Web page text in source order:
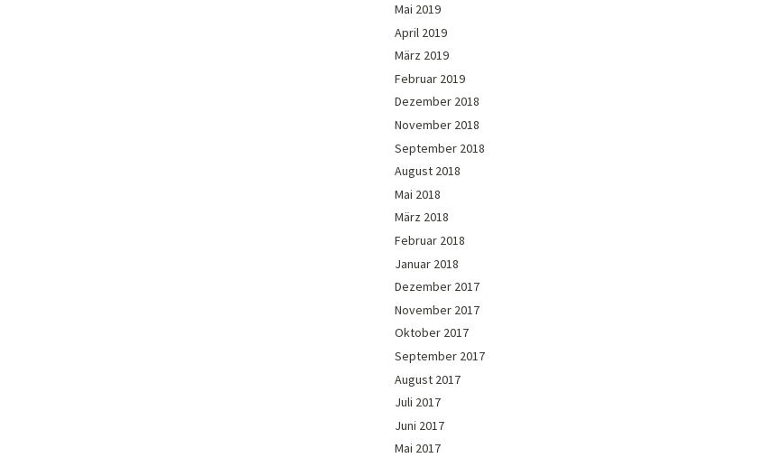
Mai 2019
April 2019
März 2019
Februar 2019
Dezember 2018
November 2018
September 2018
August 2018
Mai 2018
März 2018
Februar 2018
Januar 2018
Dezember 2017
November 2017
Oktober 2017
September 2017
August 2017
Juli 2017
Juni 2017
Mai 2017